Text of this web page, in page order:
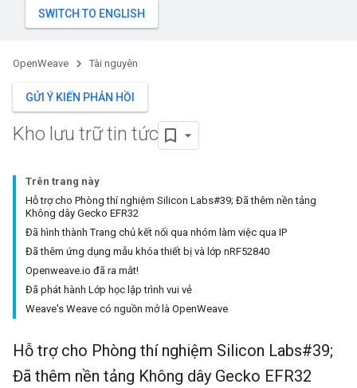
OpenWeave Tài nguyên
GỬI Ý KIẾN PHẢN HỒI
Kho lưu trữ tin tức
Trên trang này
Hỗ trợ cho Phòng thí nghiệm Silicon Labs#39; Đã thêm nền tảng
Không dây Gecko EFR32
Đã hình thành Trang chủ kết nối qua nhóm làm việc qua IP
Đã thêm ứng dụng mẫu khóa thiết bị và lớp nRF52840
Openweave.io đã ra mắt!
Đã phát hành Lớp học lập trình vui vẻ
Weave's Weave có nguồn mở là OpenWeave
Hỗ trợ cho Phòng thí nghiệm Silicon Labs#39;
Đã thêm nền tảng Không dây Gecko EFR32